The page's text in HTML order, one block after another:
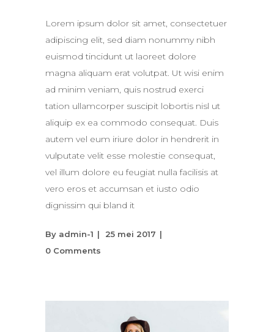
Lorem ipsum dolor sit amet, consectetuer
adipiscing elit, sed diam nonummy nibh
euismod tincidunt ut laoreet dolore
magna aliquam erat volutpat. Ut wisi enim
ad minim veniam, quis nostrud exerci
tation ullamcorper suscipit lobortis nisl ut
aliquip ex ea commodo consequat. Duis
autem vel eum iriure dolor in hendrerit in
vulputate velit esse molestie consequat,
vel illum dolore eu feugiat nulla facilisis at
vero eros et accumsan et iusto odio
dignissim qui bland it
By admin-1
25 mei 2017
0 Comments